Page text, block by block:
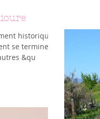
historique
se terminer
&qu